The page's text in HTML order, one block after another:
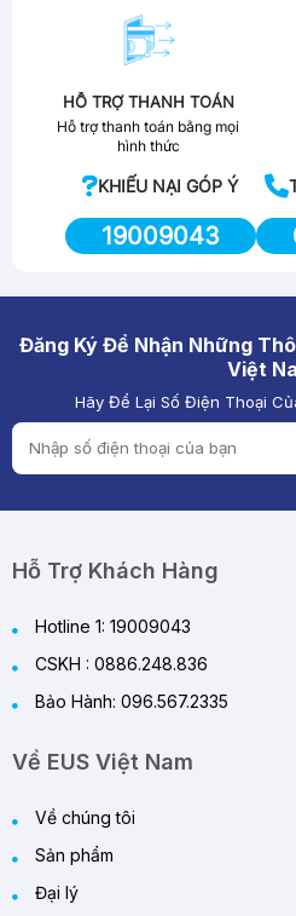
HỖ TRỢ THANH TOÁN
Hỗ trợ thanh toán bằng mọi
hình thức
KHIẾU NẠI GÓP Ý
19009043
Đăng Ký Để Nhận Những
Việt
Hãy Để Lại Số Điện Thoại
Hỗ Trợ Khách Hàng
Hotline 1: 19009043
CSKH : 0886.248.836
Bảo Hành: 096.567.2335
Về EUS Việt Nam
Về chúng tôi
Sản phẩm
Đại lý